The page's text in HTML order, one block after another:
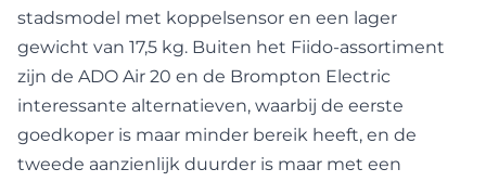
stadsmodel met koppelsensor en een lager
gewicht van 17,5 kg. Buiten het Fiido-assortiment
zijn de ADO Air 20 en de Brompton Electric
interessante alternatieven, waarbij de eerste
goedkoper is maar minder bereik heeft, en de
tweede aanzienlijk duurder is maar met een